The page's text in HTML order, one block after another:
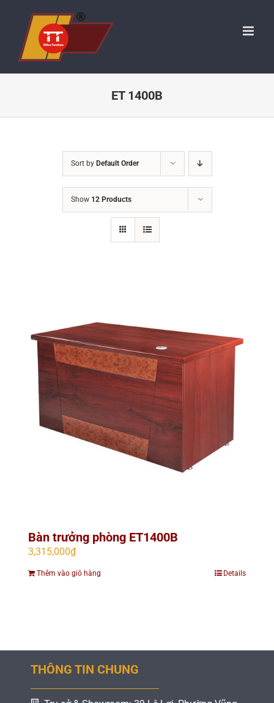
content
ET 1400B
Sort by Default Order
Show 12 Products
Bàn trưởng phòng ET1400B
3,315,000₫
Thêm vào giỏ hàng Details
THÔNG TIN CHUNG